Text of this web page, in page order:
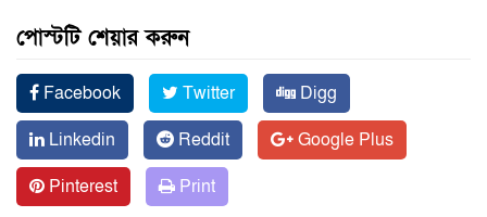
পোস্টটি শেয়ার করুন
Facebook Twitter
Digg
Linkedin
Reddit
Google Plus
Pinterest
Print